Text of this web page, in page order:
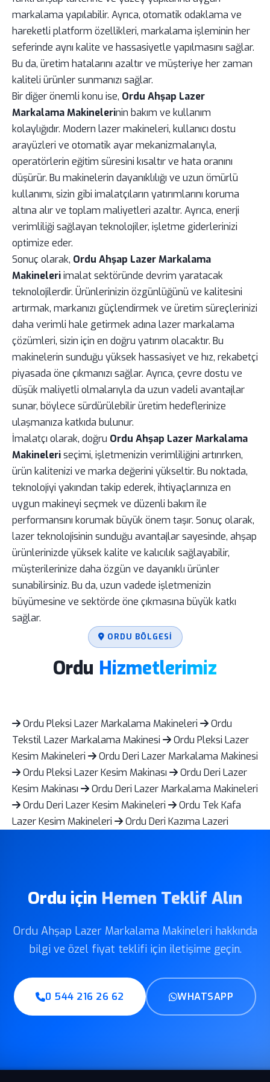
markalama yapılabilir. Ayrıca, otomatik odaklama ve
hareketli platform özellikleri, markalama işleminin her
seferinde aynı kalite ve hassasiyetle yapılmasını sağlar.
Bu da, üretim hatalarını azaltır ve müşteriye her zaman
kaliteli ürünler sunmanızı sağlar.
Bir diğer önemli konu ise, Ordu Ahşap Lazer
Markalama Makinelerinin bakım ve kullanım
kolaylığıdır. Modern lazer makineleri, kullanıcı dostu
arayüzleri ve otomatik ayar mekanizmalarıyla,
operatörlerin eğitim süresini kısaltır ve hata oranını
düşürür. Bu makinelerin dayanıklılığı ve uzun ömürlü
kullanımı, sizin gibi imalatçıların yatırımlarını koruma
altına alır ve toplam maliyetleri azaltır. Ayrıca, enerji
verimliliği sağlayan teknolojiler, işletme giderlerinizi
optimize eder.
Sonuç olarak, Ordu Ahşap Lazer Markalama
Makineleriimalat sektöründe devrim yaratacak
teknolojilerdir. Ürünlerinizin özgünlüğünü ve kalitesini
artırmak, markanızı güçlendirmek ve üretim süreçlerinizi
daha verimli hale getirmek adına lazer markalama
çözümleri, sizin için en doğru yatırım olacaktır. Bu
makinelerin sunduğu yüksek hassasiyet ve hız, rekabetçi
piyasada öne çıkmanızı sağlar. Ayrıca, çevre dostu ve
düşük maliyetli olmalarıyla da uzun vadeli avantajlar
sunar, böylece sürdürülebilir üretim hedeflerinize
ulaşmanıza katkıda bulunur.
İmalatçı olarak, doğru Ordu Ahşap Lazer Markalama
Makineleriseçimi, işletmenizin verimliliğini artırırken,
ürün kalitenizi ve marka değerini yükseltir. Bu noktada,
teknolojiyi yakından takip ederek, ihtiyaçlarınıza en
uygun makineyi seçmek ve düzenli bakım ile
performansını korumak büyük önem taşır. Sonuç olarak,
lazer teknolojisinin sunduğu avantajlar sayesinde, ahşap
ürünlerinizde yüksek kalite ve kalıcılık sağlayabilir,
müşterilerinize daha özgün ve dayanıklı ürünler
sunabilirsiniz. Bu da, uzun vadede işletmenizin
büyümesine ve sektörde öne çıkmasına büyük katkı
sağlar.
ORDU BÖLGESI
Ordu Hizmetlerimiz
Ordu Pleksi Lazer Markalama Makineleri
Ordu
Tekstil Lazer Markalama Makinesi
Ordu Pleksi Lazer
Kesim Makineleri
Ordu Deri Lazer Markalama Makinesi
Ordu Pleksi Lazer Kesim Makinası
Ordu Deri Lazer
Kesim Makinası
Ordu Deri Lazer Markalama Makineleri
Ordu Deri Lazer Kesim Makineleri
Ordu Tek Kafa
Lazer Kesim Makineleri
Ordu Deri Kazıma Lazeri
Ordu için Hemen Teklif Alın
Ordu Ahşap Lazer Markalama Makineleri hakkında
bilgi ve özel fiyat teklifi için iletişime geçin.
0 544 216 26 62 WHATSAPP